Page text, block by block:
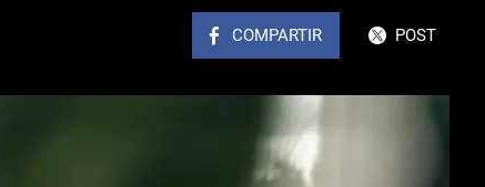
COMPARTIR POST